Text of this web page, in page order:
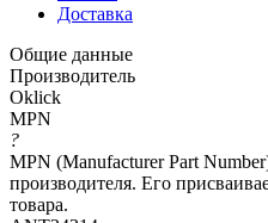
Доставка
Общие данные
Производитель
Oklick
MPN
?
MPN (Manufacturer Part
производителя. Его
товара.